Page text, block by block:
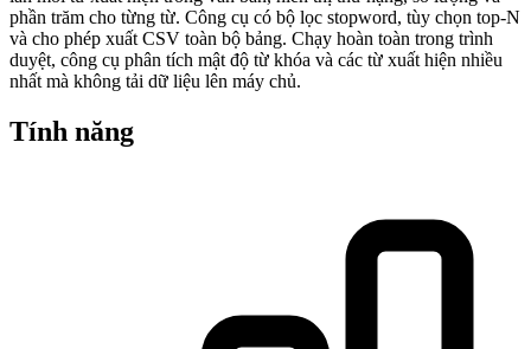
phần trăm cho từng từ. Công cụ có bộ lọc stopword, tùy chọn top-N
và cho phép xuất CSV toàn bộ bảng. Chạy hoàn toàn trong trình
duyệt, công cụ phân tích mật độ từ khóa và các từ xuất hiện nhiều
nhất mà không tải dữ liệu lên máy chủ.
Tính năng